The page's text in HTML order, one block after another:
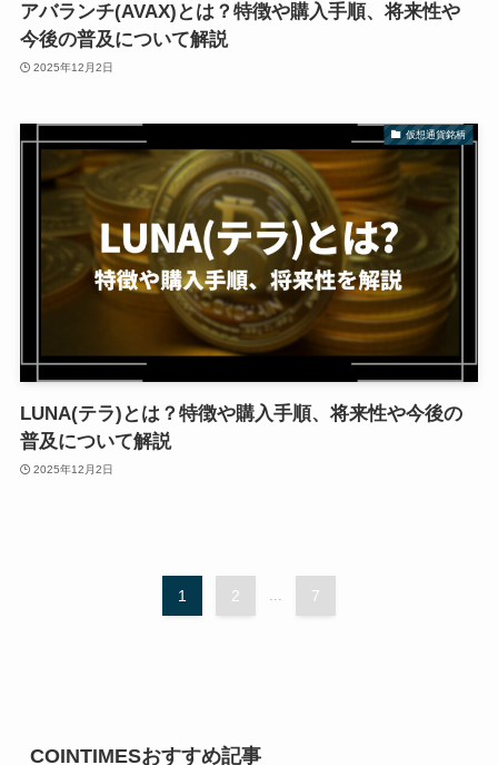
アバランチ(AVAX)とは？特徴や購入手順、将来性や
今後の普及について解説
2025年12月2日
仮想通貨銘柄
LUNA(テラ)とは？特徴や購入手順、将来性や今後の
普及について解説
2025年12月2日
1 2 ... 7
COINTIMESおすすめ記事